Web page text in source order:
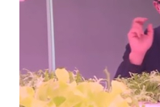
長的需要。